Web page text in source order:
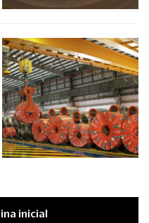
inicial